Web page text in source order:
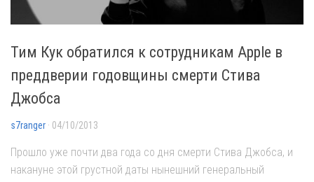
Тим Кук обратился к сотрудникам Apple в
преддверии годовщины смерти Стива
Джобса
s7ranger · 04/10/2013
Прошло уже почти два года со дня смерти Стива Джобса, и
накануне этой грустной даты нынешний генеральный